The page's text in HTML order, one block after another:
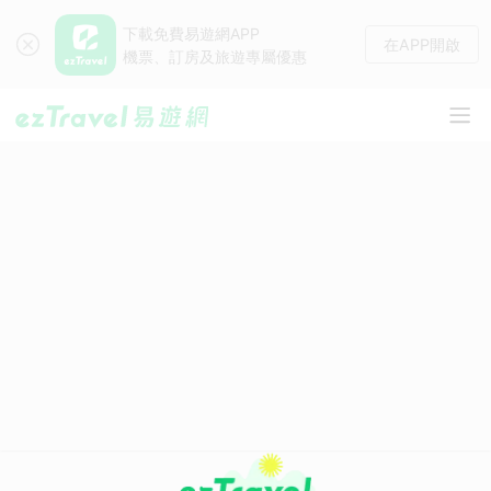
下載免費易遊網APP
機票、訂房及旅遊專屬優惠
在APP開啟